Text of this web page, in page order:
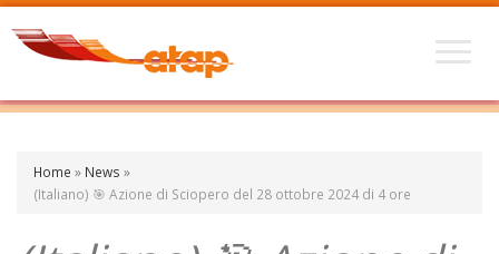
Home » News »
(Italiano) 🎯 Azione di Sciopero del 28 ottobre 2024 di 4 ore